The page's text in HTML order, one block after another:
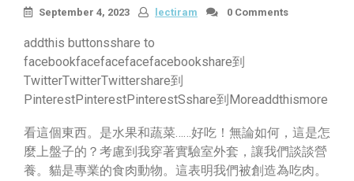
September 4, 2023 lectiram 0 Comments
addthis buttonsshare to
facebookfacefacefacefacebookshare到
TwitterTwitterTwittershare到
PinterestPinterestPinterestSshare到Moreaddthismore
看這個東西。是水果和蔬菜……好吃！無論如何，這是怎
麼上盤子的？考慮到我穿著實驗室外套，讓我們談談營
養。貓是專業的食肉動物。這表明我們被創造為吃肉。